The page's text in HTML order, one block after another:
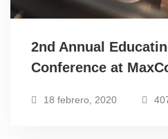
2nd Annual
Conference at
18 febrero, 2020